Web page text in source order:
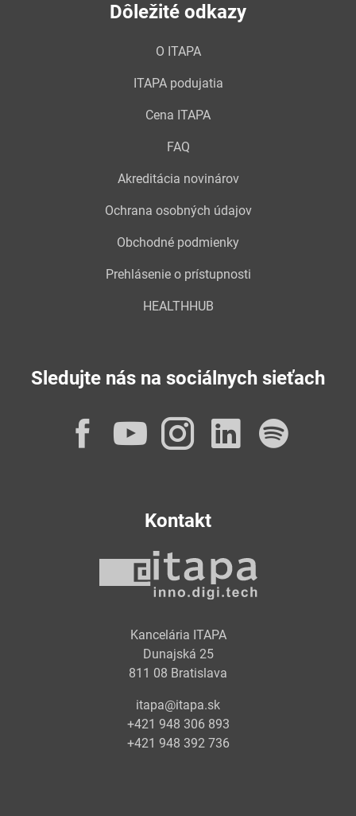
Dôležité odkazy
O ITAPA
ITAPA podujatia
Cena ITAPA
FAQ
Akreditácia novinárov
Ochrana osobných údajov
Obchodné podmienky
Prehlásenie o prístupnosti
HEALTHHUB
Sledujte nás na sociálnych sieťach
Facebook
YouTube
Instagram
Kontakt
Kancelária ITAPA
Dunajská 25
811 08 Bratislava
itapa@itapa.sk
+421 948 306 893
+421 948 392 736